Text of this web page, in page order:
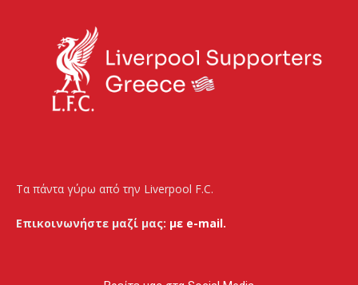
Τα πάντα γύρω από την Liverpool F.C.
Επικοινωνήστε μαζί μας: με e-mail.